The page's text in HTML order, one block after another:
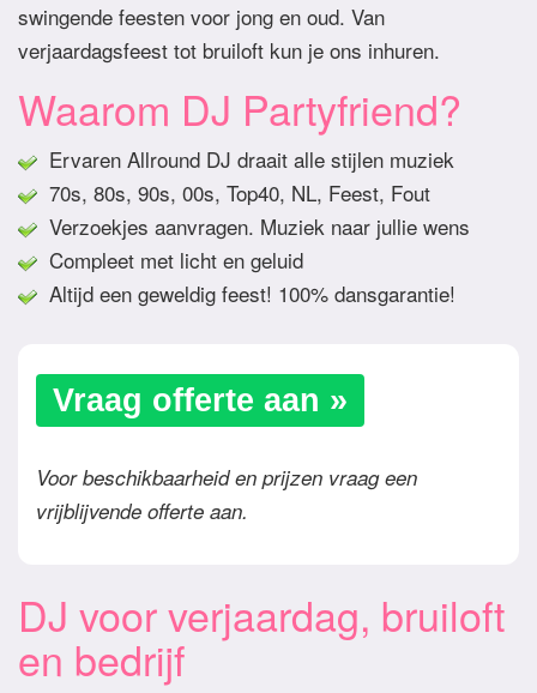
swingende feesten voor jong en oud. Van
verjaardagsfeest tot bruiloft kun je ons inhuren.
Waarom DJ Partyfriend?
Ervaren Allround DJ draait alle stijlen muziek
70s, 80s, 90s, 00s, Top40, NL, Feest, Fout
Verzoekjes aanvragen. Muziek naar jullie wens
Compleet met licht en geluid
Altijd een geweldig feest! 100% dansgarantie!
Vraag offerte aan »
Voor beschikbaarheid en prijzen vraag een
vrijblijvende offerte aan.
DJ voor verjaardag, bruiloft
en bedrijf